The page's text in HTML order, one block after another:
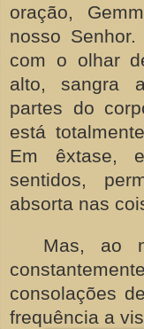
oração,
nosso
com o olhar
alto, sangra
partes do
está
Em êxtase,
sentidos,
absorta nas
Mas, ao
consolações
frequência a